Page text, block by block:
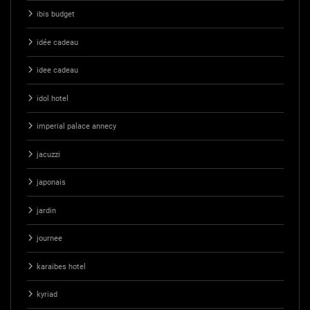
ibis budget
idée cadeau
idee cadeau
idol hotel
imperial palace annecy
jacuzzi
japonais
jardin
journee
karaibes hotel
kyriad